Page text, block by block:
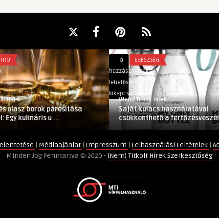
párosítása
u ...
Saját
használatával
csökkenthető
a
fertőzésveszély
hozzászólások
lehetősége
kikapcsolva
EGÉSZSÉG
(Nem) Titkolt Hírek
Saját kulacs használatával
csökkenthető a fertőzésveszély
| Médiaajánlat | Impresszum | Felhasználási Feltételek |
Minden Jog Fenntartva © 2020 - (Nem) Titkolt Hírek Szerkesztőség